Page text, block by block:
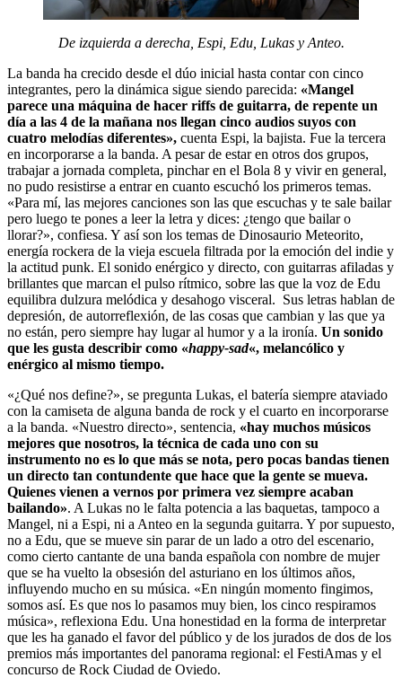
De izquierda a derecha, Espi, Edu, Lukas y Anteo.
La banda ha crecido desde el dúo inicial hasta contar con cinco
integrantes, pero la dinámica sigue siendo parecida: «Mangel
parece una máquina de hacer riffs de guitarra, de repente un
día a las 4 de la mañana nos llegan cinco audios suyos con
cuatro melodías diferentes», cuenta Espi, la bajista. Fue la tercera
en incorporarse a la banda. A pesar de estar en otros dos grupos,
trabajar a jornada completa, pinchar en el Bola 8 y vivir en general,
no pudo resistirse a entrar en cuanto escuchó los primeros temas.
«Para mí, las mejores canciones son las que escuchas y te sale bailar
pero luego te pones a leer la letra y dices: ¿tengo que bailar o
llorar?», confiesa. Y así son los temas de Dinosaurio Meteorito,
energía rockera de la vieja escuela filtrada por la emoción del indie y
la actitud punk. El sonido enérgico y directo, con guitarras afiladas y
brillantes que marcan el pulso rítmico, sobre las que la voz de Edu
equilibra dulzura melódica y desahogo visceral. Sus letras hablan de
depresión, de autorreflexión, de las cosas que cambian y las que ya
no están, pero siempre hay lugar al humor y a la ironía. Un sonido
que les gusta describir como «happy-sad«, melancólico y
enérgico al mismo tiempo.
«¿Qué nos define?», se pregunta Lukas, el batería siempre ataviado
con la camiseta de alguna banda de rock y el cuarto en incorporarse
a la banda. «Nuestro directo», sentencia, «hay muchos músicos
mejores que nosotros, la técnica de cada uno con su
instrumento no es lo que más se nota, pero pocas bandas tienen
un directo tan contundente que hace que la gente se mueva.
Quienes vienen a vernos por primera vez siempre acaban
bailando». A Lukas no le falta potencia a las baquetas, tampoco a
Mangel, ni a Espi, ni a Anteo en la segunda guitarra. Y por supuesto,
no a Edu, que se mueve sin parar de un lado a otro del escenario,
como cierto cantante de una banda española con nombre de mujer
que se ha vuelto la obsesión del asturiano en los últimos años,
influyendo mucho en su música. «En ningún momento fingimos,
somos así. Es que nos lo pasamos muy bien, los cinco respiramos
música», reflexiona Edu. Una honestidad en la forma de interpretar
que les ha ganado el favor del público y de los jurados de dos de los
premios más importantes del panorama regional: el FestiAmas y el
concurso de Rock Ciudad de Oviedo.